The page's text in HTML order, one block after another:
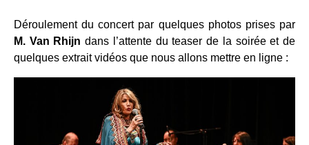
Déroulement du concert par quelques photos prises par
M. Van Rhijn dans l’attente du teaser de la soirée et de
quelques extrait vidéos que nous allons mettre en ligne :